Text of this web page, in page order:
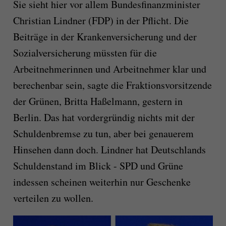
Sie sieht hier vor allem Bundesfinanzminister
Christian Lindner (FDP) in der Pflicht. Die
Beiträge in der Krankenversicherung und der
Sozialversicherung müssten für die
Arbeitnehmerinnen und Arbeitnehmer klar und
berechenbar sein, sagte die Fraktionsvorsitzende
der Grünen, Britta Haßelmann, gestern in
Berlin. Das hat vordergründig nichts mit der
Schuldenbremse zu tun, aber bei genauerem
Hinsehen dann doch. Lindner hat Deutschlands
Schuldenstand im Blick - SPD und Grüne
indessen scheinen weiterhin nur Geschenke
verteilen zu wollen.